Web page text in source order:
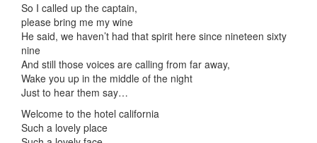
So I called up the captain,
please bring me my wine
He said, we haven’t had that spirit here since nineteen sixty
nine
And still those voices are calling from far away,
Wake you up in the middle of the night
Just to hear them say…
Welcome to the hotel california
Such a lovely place